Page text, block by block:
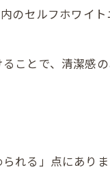
のセルフホワイ
ことで、清潔感
れる」点にあり